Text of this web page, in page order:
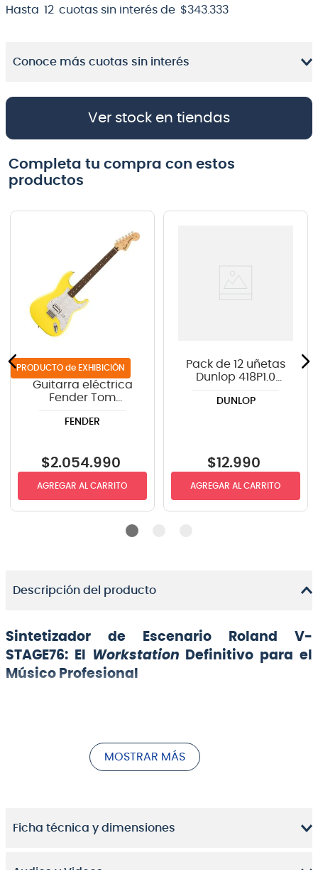
Hasta 12 cuotas sin interés de $343 333
Conoce más cuotas sin interés
Ver stock en tiendas
Completa tu compra con estos
productos
de EXHIBICIÓN
Guitarra eléctrica
Fender Tom
Stratocaster® -
FENDER
$2.054.990
AGREGAR AL CARRITO
Pack de 12 uñetas
Dunlop 418P1.0
DUNLOP
$12.990
AGREGAR AL CARRITO
Descripción del producto
Sintetizador de Escenario Roland V-
STAGE76: El
Workstation Definitivo para el
Músico Profesional
MOSTRAR MÁS
Ficha técnica y dimensiones